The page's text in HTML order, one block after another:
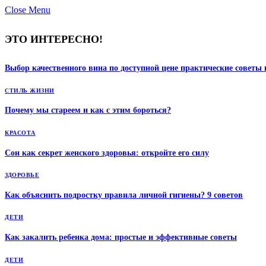
Close Menu
ЭТО ИНТЕРЕСНО!
Выбор качественного вина по доступной цене практические
СТИЛЬ ЖИЗНИ
Почему мы стареем и как с этим бороться?
КРАСОТА
Сон как секрет женского здоровья: откройте его силу
ЗДОРОВЬЕ
Как объяснить подростку правила личной гигиены? 9 советов
ДЕТИ
Как закалить ребенка дома: простые и эффективные советы
ДЕТИ